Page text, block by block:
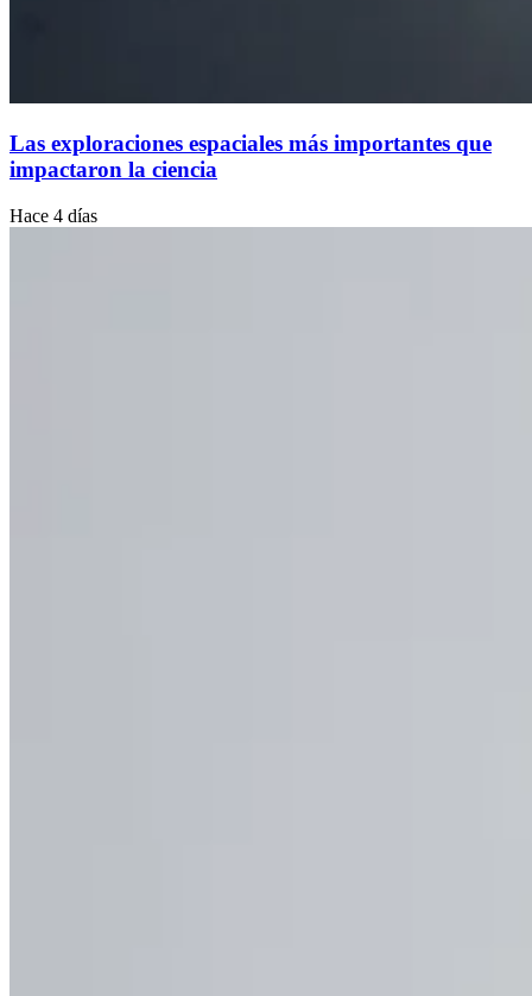
Las exploraciones espaciales más importantes que
impactaron la ciencia
Hace 4 días